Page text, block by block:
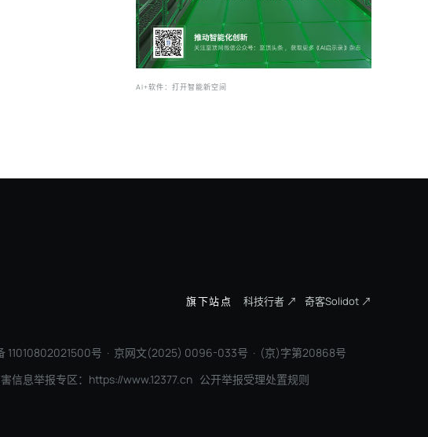
三一集团：数字化是必选项，AI是生存项
旗下站点 科技行者 ↗ 奇客Solidot ↗
11010802021500号 · 京网文(2025) 0096-033号 · (京)字第20868号
息举报专区： https://www.12377.cn 公开举报受理处置规则